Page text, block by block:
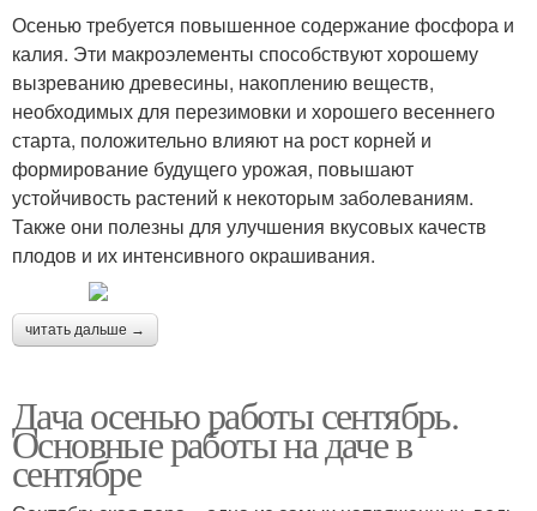
Осенью требуется повышенное содержание фосфора и
калия. Эти макроэлементы способствуют хорошему
вызреванию древесины, накоплению веществ,
необходимых для перезимовки и хорошего весеннего
старта, положительно влияют на рост корней и
формирование будущего урожая, повышают
устойчивость растений к некоторым заболеваниям.
Также они полезны для улучшения вкусовых качеств
плодов и их интенсивного окрашивания.
читать дальше →
Дача осенью работы сентябрь.
Основные работы на даче в
сентябре